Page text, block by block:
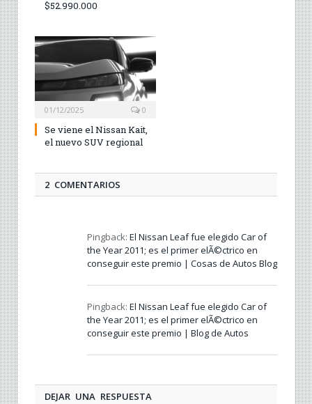
$52.990.000
01/12/2025 0
Se viene el Nissan Kait,
el nuevo SUV regional
2 COMENTARIOS
Pingback: El Nissan Leaf fue elegido Car of
the Year 2011; es el primer elÃ©ctrico en
conseguir este premio | Cosas de Autos Blog
Pingback: El Nissan Leaf fue elegido Car of
the Year 2011; es el primer elÃ©ctrico en
conseguir este premio | Blog de Autos
DEJAR UNA RESPUESTA